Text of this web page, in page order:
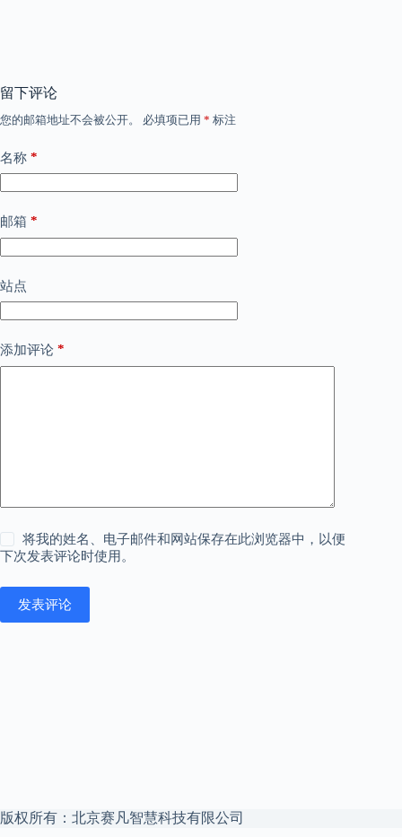
留下评论
您的邮箱地址不会被公开。 必填项已用 * 标注
名称 *
邮箱 *
站点
添加评论 *
将我的姓名、电子邮件和网站保存在此浏览器中，以便
下次发表评论时使用。
发表评论
版权所有：北京赛凡智慧科技有限公司